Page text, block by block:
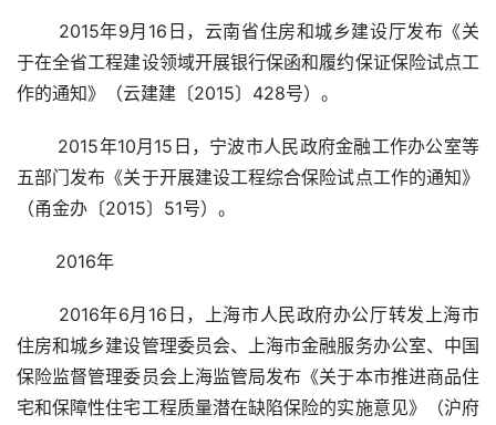
于在全省工程建设领域开展银行保函和履约保证保险试点工
作的通知》（云建建〔2015〕428号）。
五部门发布《关于开展建设工程综合保险试点工作的通知》
（甬金办〔2015〕51号）。
       2016年
住房和城乡建设管理委员会、上海市金融服务办公室、中国
保险监督管理委员会上海监管局发布《关于本市推进商品住
宅和保障性住宅工程质量潜在缺陷保险的实施意见》（沪府